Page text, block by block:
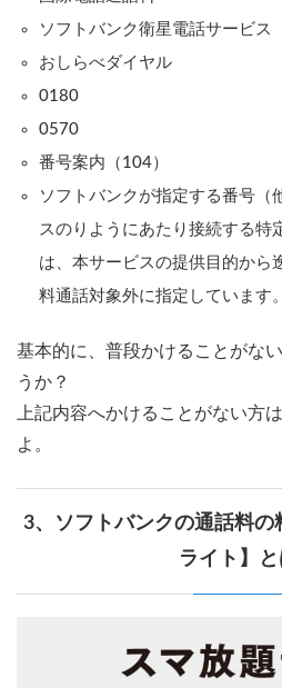
ソフトバンク衛星電話サービス
おしらべダイヤル
0180
0570
番号案内（104）
ソフトバンクが指定する番号（
スのりようにあたり接続する特
は、本サービスの提供目的から
料通話対象外に指定しています。
基本的に、普段かけることがな
うか？
上記内容へかけることがない方
よ。
3、ソフトバンクの通話料の
ライト】と